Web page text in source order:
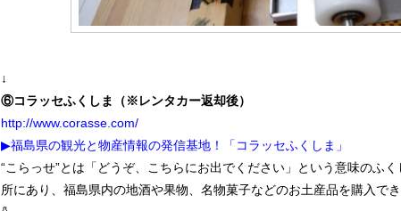
↓
⑥コラッセふくしま（※レンタカー返却後）
http://www.corasse.com/
▶福島県の観光と物産情報の発信基地！「コラッセふくしま」
“こらっせ”とは「どうぞ、こちらにお出でください」という意味のふ
所にあり、福島県内の地酒や果物、名物菓子などのお土産品を購入で